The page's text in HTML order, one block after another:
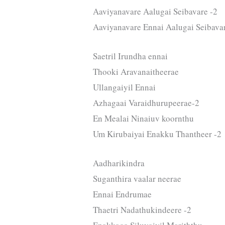
Aaviyanavare Aalugai Seibavare -2
Aaviyanavare Ennai Aalugai
Saetril Irundha ennai
Thooki Aravanaitheerae
Ullangaiyil Ennai
Azhagaai Varaidhurupeerae-2
En Mealai Ninaiuv koornthu
Um Kirubaiyai Enakku Thantheer -2
Aadharikindra
Suganthira vaalar neerae
Ennai Endrumae
Thaetri Nadathukindeere -2